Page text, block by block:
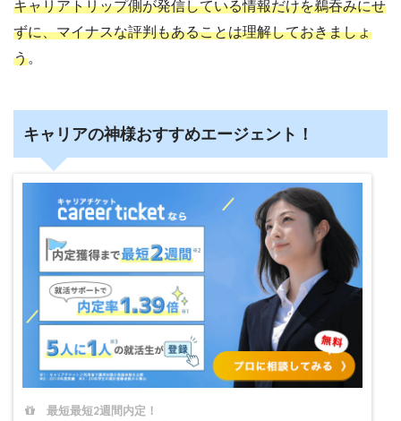
キャリアトリップ側が発信している情報だけを鵜吞みにせ
ずに、マイナスな評判もあることは理解しておきましょ
う。
キャリアの神様おすすめエージェント！
最短最短2週間内定！